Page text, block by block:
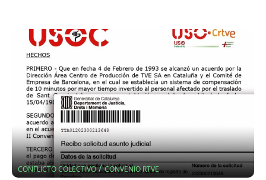
CONFLICTO COLECTIVO/CONVENIO RTVE